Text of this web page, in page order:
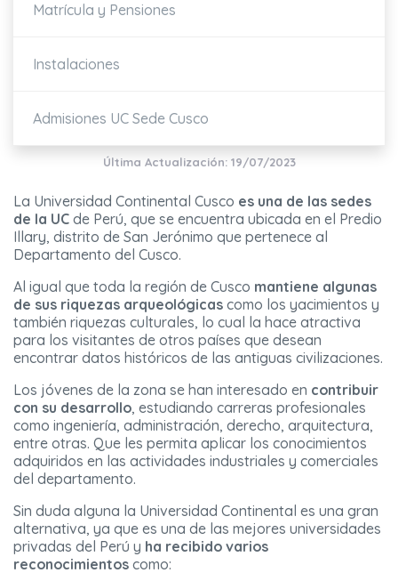
Matrícula y Pensiones
Instalaciones
Admisiones UC Sede Cusco
Última Actualización: 19/07/2023
La Universidad Continental Cusco es una de las sedes
de la UC de Perú, que se encuentra ubicada en el Predio
Illary, distrito de San Jerónimo que pertenece al
Departamento del Cusco.
Al igual que toda la región de Cusco mantiene algunas
de sus riquezas arqueológicas como los yacimientos y
también riquezas culturales, lo cual la hace atractiva
para los visitantes de otros países que desean
encontrar datos históricos de las antiguas civilizaciones.
Los jóvenes de la zona se han interesado en contribuir
con su desarrollo, estudiando carreras profesionales
como ingeniería, administración, derecho, arquitectura,
entre otras. Que les permita aplicar los conocimientos
adquiridos en las actividades industriales y comerciales
del departamento.
Sin duda alguna la Universidad Continental es una gran
alternativa, ya que es una de las mejores universidades
privadas del Perú y ha recibido varios
reconocimientos como: